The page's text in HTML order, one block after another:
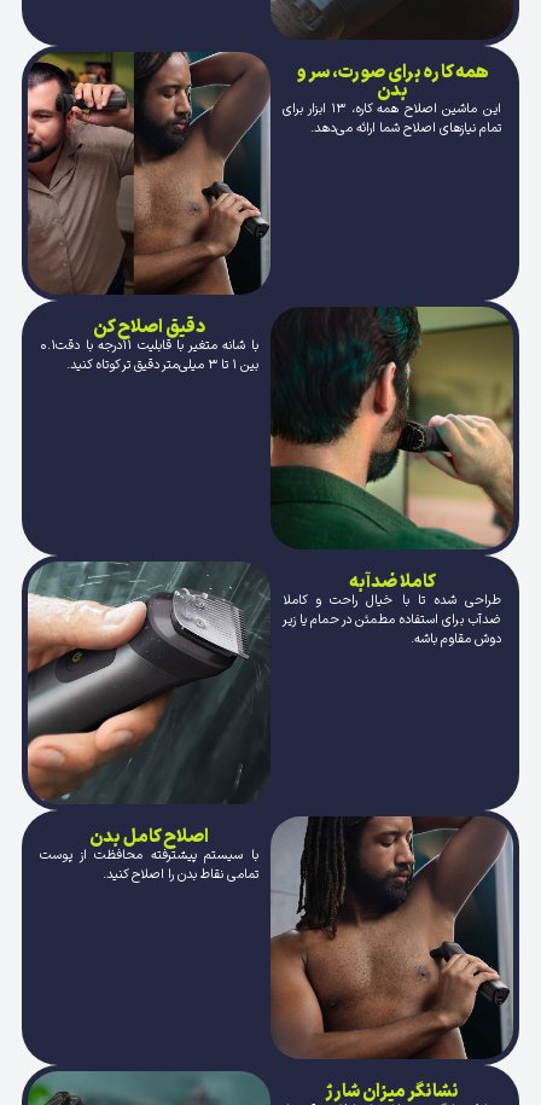
همه کاره برای صورت، سر و
بدن
این ماشین اصلاح همه کاره، ۱۳ ابزار برای
تمام نیازهای اصلاح شما ارائه می‌دهد.
دقیق اصلاح کن
با شانه متغیر با قابلیت 11درجه با دقت0.1
بین 1 تا 3 میلی‌متر دقیق تر کوتاه کنید.
کاملا ضدآبه
طراحی شده تا با خیال راحت و کاملا
ضدآب برای استفاده مطمئن در حمام یا زیر
دوش مقاوم باشه.
اصلاح کامل بدن
با سیستم پیشترفته محافظت از پوست
تمامی نقاط بدن را اصلاح کنید.
نشانگر میزان شارژ